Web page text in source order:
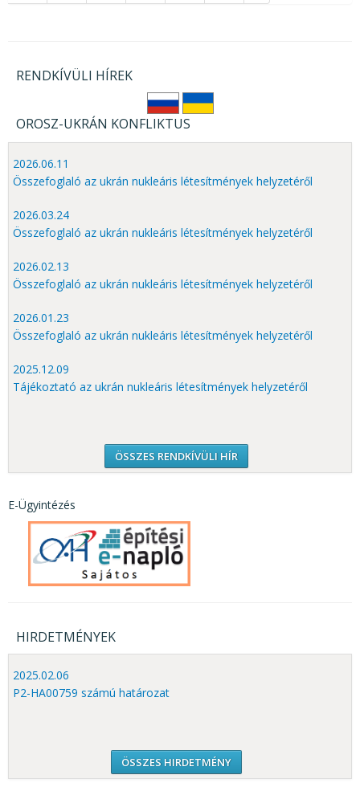
RENDKÍVÜLI HÍREK
OROSZ-UKRÁN KONFLIKTUS
2026.06.11
Összefoglaló az ukrán nukleáris létesítmények helyzetéről
2026.03.24
Összefoglaló az ukrán nukleáris létesítmények helyzetéről
2026.02.13
Összefoglaló az ukrán nukleáris létesítmények helyzetéről
2026.01.23
Összefoglaló az ukrán nukleáris létesítmények helyzetéről
2025.12.09
Tájékoztató az ukrán nukleáris létesítmények helyzetéről
ÖSSZES RENDKÍVÜLI HÍR
E-Ügyintézés
HIRDETMÉNYEK
2025.02.06
P2-HA00759 számú határozat
ÖSSZES HIRDETMÉNY